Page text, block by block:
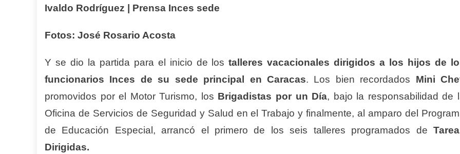
Ivaldo Rodríguez | Prensa Inces sede
Fotos: José Rosario Acosta
Y se dio la partida para el inicio de lostalleres vacacionales dirigidos a los hijos de
funcionarios Inces de su sede principal en Caracas. Los bien recordados Mini
promovidos por el Motor Turismo, los Brigadistas por un Día, bajo la responsabilidad de
Oficina de Servicios de Seguridad y Salud en el Trabajo y finalmente, al amparo del
de Educación Especial, arrancó el primero de los seis talleres programados de
Dirigidas.